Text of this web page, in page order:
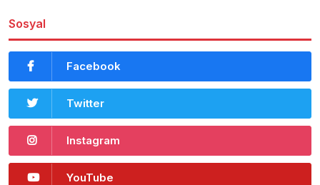
Sosyal
Facebook
Twitter
Instagram
YouTube